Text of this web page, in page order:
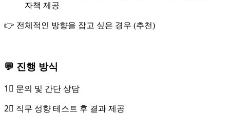
자책 제공
👉 전체적인 방향을 잡고 싶은 경우 (추천)
💬 진행 방식
1⃣ 문의 및 간단 상담
2⃣ 직무 성향 테스트 후 결과 제공